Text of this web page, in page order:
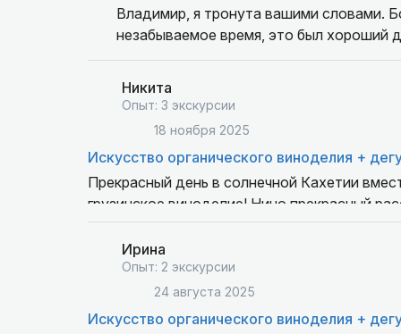
Владимир, я тронута вашими словами.
незабываемое время, это был хороший
Никита
Опыт: 3 экскурсии
18 ноября 2025
Искусство органического виноделия +
Прекрасный день в солнечной Кахетии
грузинское виноделие! Нино прекрасный
Очень рекомендуем!
Никита, Лена
Ирина
Опыт: 2 экскурсии
24 августа 2025
Искусство органического виноделия +